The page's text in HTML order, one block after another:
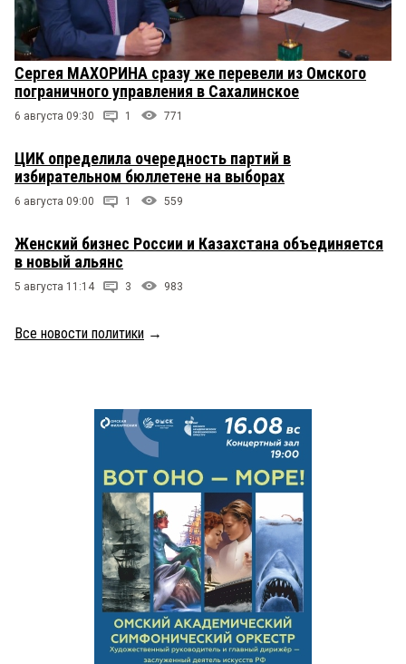
Сергея МАХОРИНА сразу же перевели из Омского
пограничного управления в Сахалинское
6 августа 09:30 1 771
ЦИК определила очередность партий в
избирательном бюллетене на выборах
6 августа 09:00 1 559
Женский бизнес России и Казахстана объединяется
в новый альянс
5 августа 11:14 3 983
Все новости политики →